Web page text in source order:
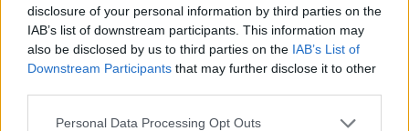
disclosure of your personal information by third parties on the
IAB’s list of downstream participants. This information may
also be disclosed by us to third parties on the IAB’s List of
Downstream Participants that may further disclose it to other
Please note that this website/app uses one or more Google
Personal Data Processing Opt Outs
Το θύμα καταγγέλλει παράνομη κράτηση και
χρήση βίας – Μήνυση και κατά των ψευδών
καταγγελιών εναντίον της